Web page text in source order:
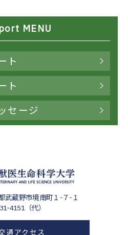
MENU
ト
ト
セージ
武蔵野市境南町１-７-１
4151（代）
通アクセス